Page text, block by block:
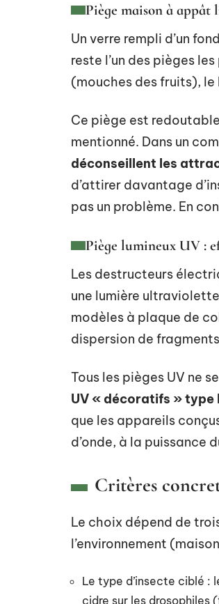
Piège maison à
Un verre rempli d’un
reste l’un des pièges
(mouches des fruits),
Ce piège est
mentionné. Dans un
déconseillent les
d’attirer davantage
pas un problème. En
Piège lumineux UV :
Les destructeurs
une lumière
modèles à plaque de
dispersion de
Tous les pièges UV ne
UV « décoratifs » type
que les appareils
d’onde, à la puissance
Critères
Le choix dépend de
l’environnement
Le type d’insecte ciblé :
cidre sur les drosophiles